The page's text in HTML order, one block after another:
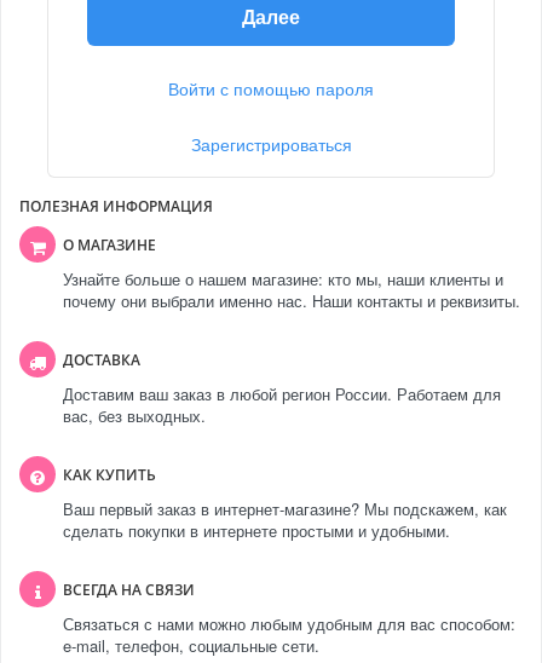
Далее
Войти с помощью пароля
Зарегистрироваться
ПОЛЕЗНАЯ ИНФОРМАЦИЯ
О МАГАЗИНЕ
Узнайте больше о нашем магазине: кто мы, наши клиенты и
почему они выбрали именно нас. Наши контакты и реквизиты.
ДОСТАВКА
Доставим ваш заказ в любой регион России. Работаем для
вас, без выходных.
КАК КУПИТЬ
Ваш первый заказ в интернет-магазине? Мы подскажем, как
сделать покупки в интернете простыми и удобными.
ВСЕГДА НА СВЯЗИ
Связаться с нами можно любым удобным для вас способом:
e-mail, телефон, социальные сети.